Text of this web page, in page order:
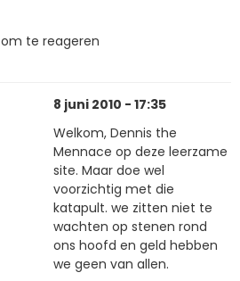
om te reageren
8 juni 2010 - 17:35
Welkom, Dennis the
Mennace op deze leerzame
site. Maar doe wel
voorzichtig met die
katapult. we zitten niet te
wachten op stenen rond
ons hoofd en geld hebben
we geen van allen.